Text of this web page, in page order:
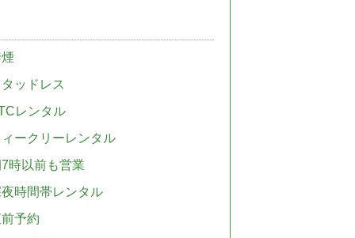
ッドレス
レンタル
ークリーレンタル
時以前も営業
時間帯レンタル
予約